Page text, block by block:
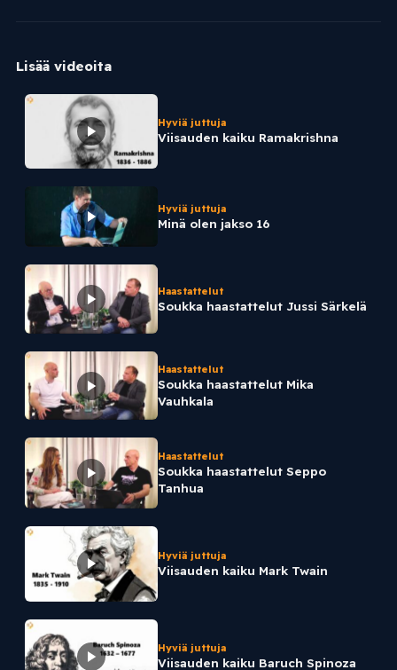
Lisää videoita
Hyviä juttuja
Viisauden kaiku Ramakrishna
Hyviä juttuja
Minä olen jakso 16
Haastattelut
Soukka haastattelut Jussi Särkelä
Haastattelut
Soukka haastattelut Mika
Vauhkala
Haastattelut
Soukka haastattelut Seppo
Tanhua
Hyviä juttuja
Viisauden kaiku Mark Twain
Hyviä juttuja
Viisauden kaiku Baruch Spinoza